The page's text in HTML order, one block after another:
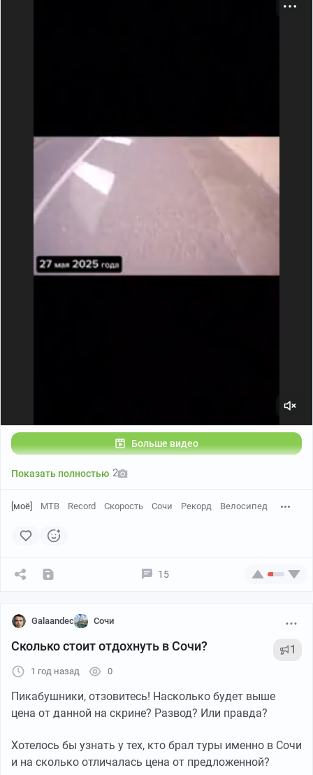
.
Больше видео
Показать полностью 2
[моё] MTB Record Скорость Сочи Рекорд Велосипед
15
Galaandec Сочи
Сколько стоит отдохнуть в Сочи? 1
1 год назад 0
Пикабушники, отзовитесь! Насколько будет выше
цена от данной на скрине? Развод? Или правда?
Хотелось бы узнать у тех, кто брал туры именно в Сочи
и на сколько отличалась цена от предложенной?